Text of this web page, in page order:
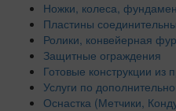
Ножки, колеса,
Пластины
Ролики, конвейерная
Защитные ограждения
Готовые конструкции из
Услуги по
Оснастка (Метчики,